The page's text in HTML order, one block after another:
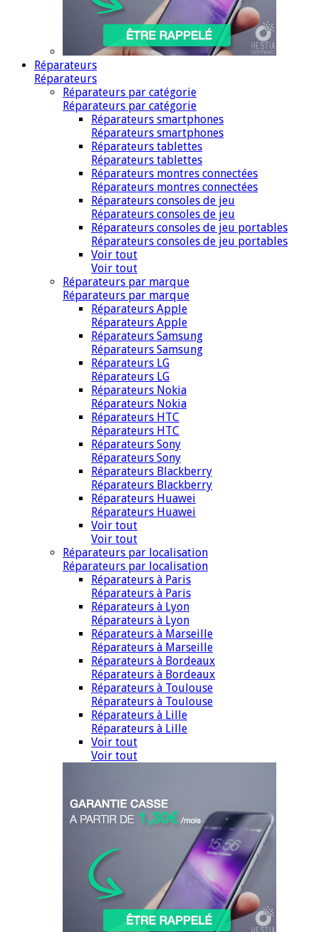
Réparateurs
Réparateurs
Réparateurs par catégorie
Réparateurs par catégorie
Réparateurs smartphones
Réparateurs smartphones
Réparateurs tablettes
Réparateurs tablettes
Réparateurs montres connectées
Réparateurs montres connectées
Réparateurs consoles de jeu
Réparateurs consoles de jeu
Réparateurs consoles de jeu portables
Réparateurs consoles de jeu portables
Voir tout
Voir tout
Réparateurs par marque
Réparateurs par marque
Réparateurs Apple
Réparateurs Apple
Réparateurs Samsung
Réparateurs Samsung
Réparateurs LG
Réparateurs LG
Réparateurs Nokia
Réparateurs Nokia
Réparateurs HTC
Réparateurs HTC
Réparateurs Sony
Réparateurs Sony
Réparateurs Blackberry
Réparateurs Blackberry
Réparateurs Huawei
Réparateurs Huawei
Voir tout
Voir tout
Réparateurs par localisation
Réparateurs par localisation
Réparateurs à Paris
Réparateurs à Paris
Réparateurs à Lyon
Réparateurs à Lyon
Réparateurs à Marseille
Réparateurs à Marseille
Réparateurs à Bordeaux
Réparateurs à Bordeaux
Réparateurs à Toulouse
Réparateurs à Toulouse
Réparateurs à Lille
Réparateurs à Lille
Voir tout
Voir tout